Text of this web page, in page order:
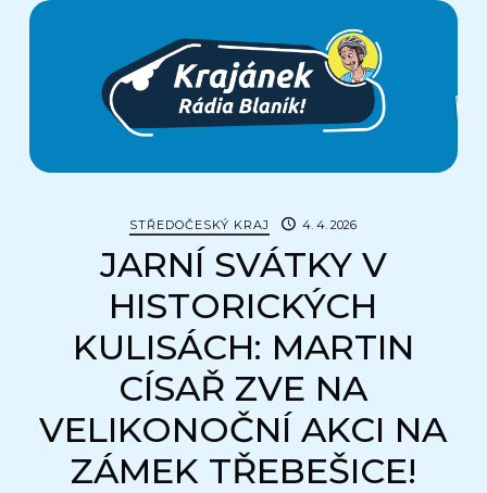
Krajánek
Rádia
STŘEDOČESKÝ KRAJ 4. 4. 2026
JARNÍ SVÁTKY V
HISTORICKÝCH
KULISÁCH: MARTIN
CÍSAŘ ZVE NA
VELIKONOČNÍ AKCI NA
ZÁMEK TŘEBEŠICE!